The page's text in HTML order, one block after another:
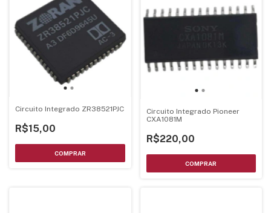
Circuito Integrado ZR38521PJC
R$15,00
Circuito Integrado Pioneer
CXA1081M
R$220,00